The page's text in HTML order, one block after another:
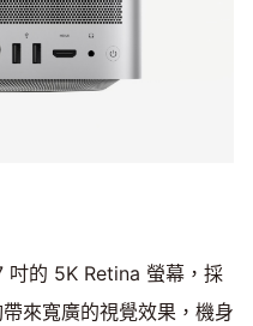
的 5K Retina 螢幕，採
來寬廣的視覺效果，機身